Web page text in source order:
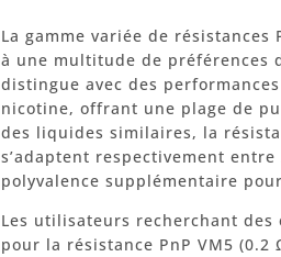
La gamme variée de
à une multitude de préférences
distingue avec des
nicotine, offrant une plage de
des liquides similaires, la
s’adaptent respectivement
polyvalence supplémentaire
Les utilisateurs recherchant
pour la résistance PnP VM5 (0.2